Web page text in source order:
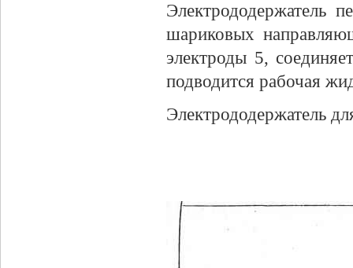
Электрододержатель
шариковых
электроды 5,
подводится рабочая
Электрододержатель